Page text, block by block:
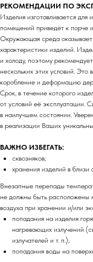
РЕКОМЕНДАЦИИ ПО
Изделия изготавливается
помещений приведёт к порче
Окружающая среда
характеристики изделий.
и холоду, поэтому
нескольких этих условий. Это
коробление и деформацию
Срок, в течение которого
от условий её эксплуатации.
в наилучшем состоянии.
в реализации Ваших
ВАЖНО ИЗБЕГАТЬ:
сквозняков;
хранения изделий в близи
Внезапные перепады
не должны быть расположены
воздуха при хранении и/или
попадания на изделия
нагревающих излучений
излучателей и т. п.);
попадания воды на
Дилерам
+7 900 963-90-30
timofeev.nikita@les-wm.ru